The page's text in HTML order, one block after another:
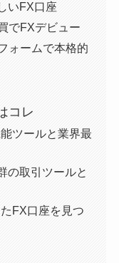
いFX口座
でFXデビュー
ォームで本格的
コレ
ツールと業界最
の取引ツールと
FX口座を見つ